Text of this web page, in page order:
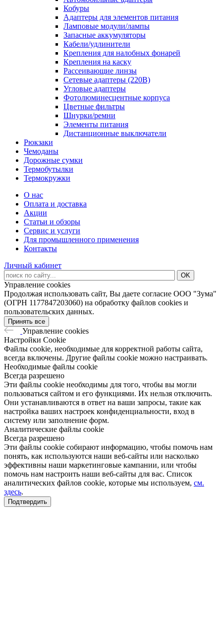
Кобуры
Адаптеры для элементов питания
Ламповые модули/лампы
Запасные аккумуляторы
Кабели/удлинители
Крепления для налобных фонарей
Крепления на каску
Рассеивающие линзы
Сетевые адаптеры (220В)
Угловые адаптеры
Фотолюминесцентные корпуса
Цветные фильтры
Шнурки/ремни
Элементы питания
Дистанционные выключатели
Рюкзаки
Чемоданы
Дорожные сумки
Термобутылки
Термокружки
О нас
Оплата и доставка
Акции
Статьи и обзоры
Сервис и услуги
Для промышленного применения
Контакты
Личный кабинет
Управление cookies
Продолжая использовать сайт, Вы даете согласие ООО "Зума"
(ОГРН 1177847203060) на обработку файлов cookies и
пользовательских данных.
Принять все
Управление cookies
Настройки Cookie
Файлы cookie, необходимые для корректной работы сайта,
всегда включены. Другие файлы cookie можно настраивать.
Необходимые файлы cookie
Всегда разрешено
Эти файлы cookie необходимы для того, чтобы вы могли
пользоваться сайтом и его функциями. Их нельзя отключить.
Они устанавливаются в ответ на ваши запросы, такие как
настройка ваших настроек конфиденциальности, вход в
систему или заполнение форм.
Аналитические файлы cookie
Всегда разрешено
Эти файлы cookie собирают информацию, чтобы помочь нам
понять, как используются наши веб-сайты или насколько
эффективны наши маркетинговые кампании, или чтобы
помочь нам настроить наши веб-сайты для вас. Список
аналитических файлов cookie, которые мы используем, см.
здесь.
Подтвердить